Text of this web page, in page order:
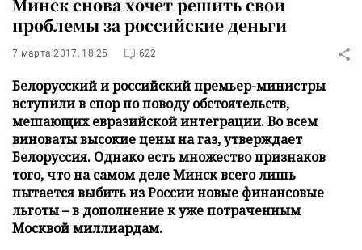
Минск снова хочет решить свои
проблемы за российские деньги
7 марта 2017, 18:25 622
Белорусский и российский премьер-министры
вступили в спор по поводу обстоятельств,
мешающих евразийской интеграции. Во всем
виноваты высокие цены на газ, утверждает
Белоруссия. Однако есть множество признаков
того, что на самом деле Минск всего лишь
пытается выбить из России новые финансовые
льготы – в дополнение к уже потраченным
Москвой миллиардам.